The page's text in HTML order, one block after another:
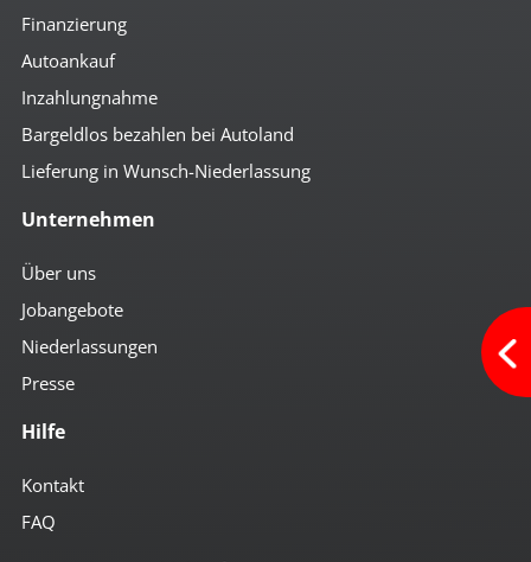
Finanzierung
Autoankauf
Inzahlungnahme
Bargeldlos bezahlen bei Autoland
Lieferung in Wunsch-Niederlassung
Unternehmen
Über uns
Jobangebote
Niederlassungen
Presse
Hilfe
Kontakt
FAQ